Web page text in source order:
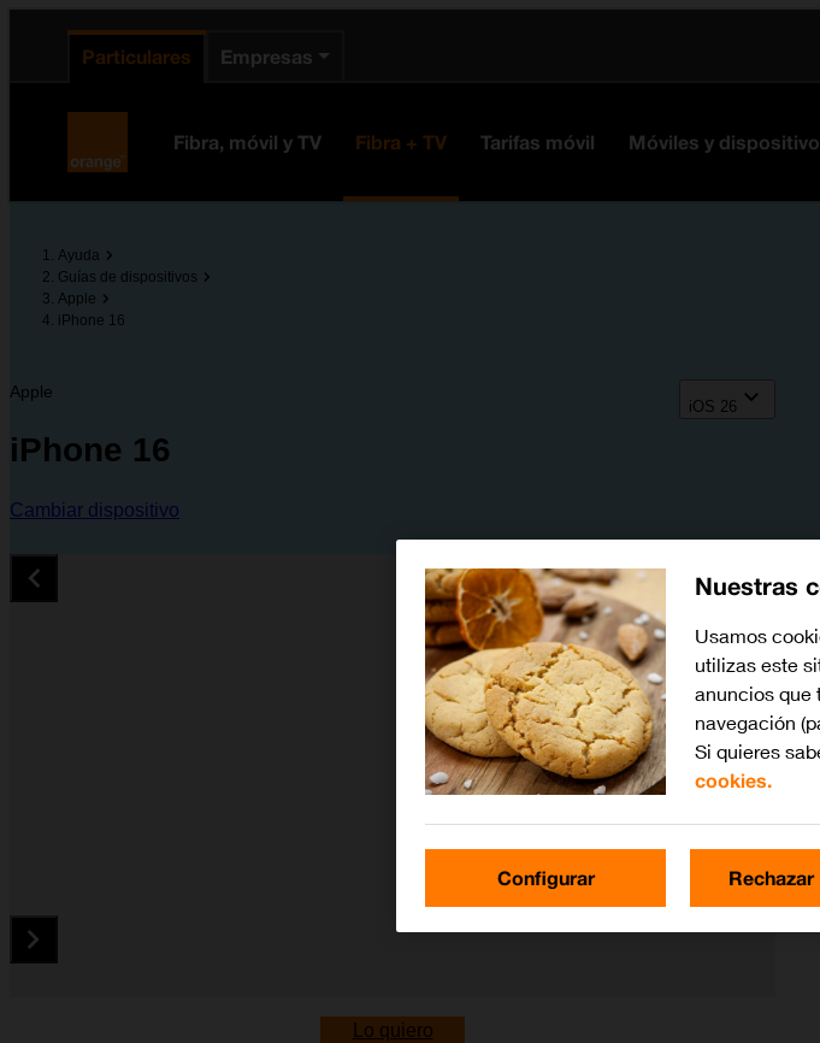
principal
la página
Particulares
Empresas
Fibra, móvil y TV Fibra + TV Tarifas móvil Móviles y
Ayuda
Guías de dispositivos
Apple
iPhone 16
Apple
iPhone 16
Cambiar dispositivo
iOS 26
Lo quiero
Nuestras
Usamos
utilizas este
anuncios que
navegación
Si quieres
cookies.
Configurar Rechazar